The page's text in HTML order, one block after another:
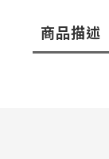
商品描述